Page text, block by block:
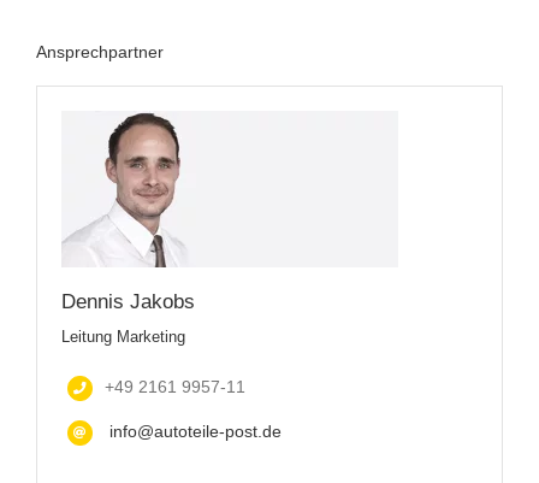
Ansprechpartner
Dennis Jakobs
Leitung Marketing
+49 2161 9957-11
info@autoteile-post.de